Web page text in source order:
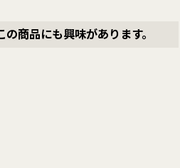
商品にも興味があります。